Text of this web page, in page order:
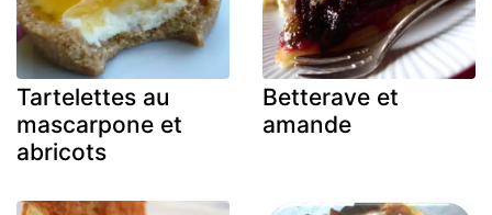
Tartelettes au
mascarpone et
abricots
Betterave et
amande